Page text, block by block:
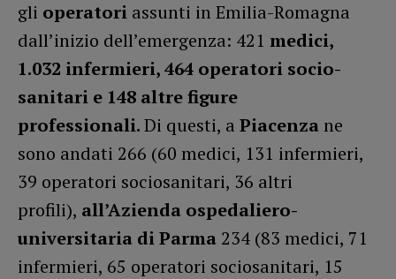
gli operatori assunti in Emilia-Romagna
dall’inizio dell’emergenza: 421 medici,
1.032 infermieri, 464 operatori socio-
sanitari e 148 altre figure
professionali.Di questi, a Piacenza ne
sono andati 266 (60 medici, 131 infermieri,
39 operatori sociosanitari, 36 altri
profili), all’Azienda ospedaliero-
universitaria di Parma 234 (83 medici, 71
infermieri, 65 operatori sociosanitari, 15